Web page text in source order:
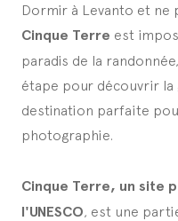
Dormir à Levanto et ne
Cinque Terre est
paradis de la
étape pour découvrir
destination parfaite
photographie.
Cinque Terre, un site
l'UNESCO , est une